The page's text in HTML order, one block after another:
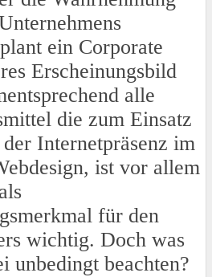
ein Corporate
Erscheinungsbild
alle
die zum Einsatz
Internetpräsenz im
ist vor allem
für den
wichtig. Doch was
unbedingt beachten?